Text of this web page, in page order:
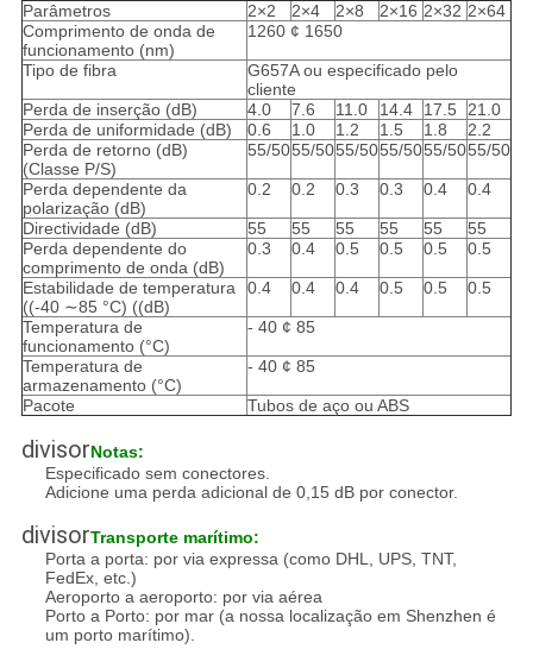
Parâmetros 2×2 2×4 2×8 2×16 2×32 2×64
Comprimento de onda de
funcionamento (nm)
1260 ¢ 1650
Tipo de fibra
G657A ou especificado pelo
cliente
Perda de inserção (dB)
4.0 7.6 11.0 14.4 17.5
21.0
Perda de uniformidade (dB)
0.6 1.0 1.2 1.5 1.8
2.2
Perda de retorno (dB)
(Classe P/S)
55/5055/5055/5055/5055/5055/50
Perda dependente da
polarização (dB)
0.2 0.2 0.3 0.3 0.4 0.4
Directividade (dB) 55 55 55 55 55
55
Perda dependente do
comprimento de onda (dB)
0.3 0.4 0.5 0.5 0.5 0.5
Estabilidade de temperatura
((-40 ∼85 °C) ((dB)
0.4 0.4 0.4 0.5 0.5 0.5
Temperatura de
funcionamento (°C)
- 40 ¢ 85
Temperatura de
armazenamento (°C)
- 40 ¢ 85
Pacote Tubos de aço ou ABS
divisorNotas:
Especificado sem conectores.
Adicione uma perda adicional de 0,15 dB por conector.
divisorTransporte marítimo:
Porta a porta: por via expressa (como DHL, UPS, TNT,
FedEx, etc.)
Aeroporto a aeroporto: por via aérea
Porto a Porto: por mar (a nossa localização em Shenzhen é
um porto marítimo).